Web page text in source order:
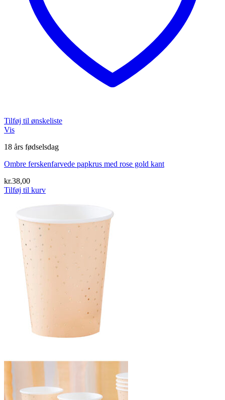
Tilføj til ønskeliste
Vis
18 års fødselsdag
Ombre ferskenfarvede papkrus med rose gold kant
kr.38,00
Tilføj til kurv